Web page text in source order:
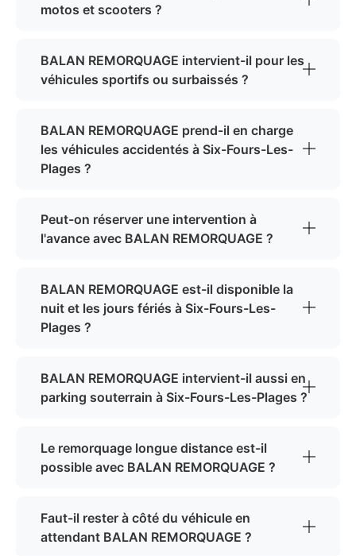
motos et scooters ?
BALAN REMORQUAGE intervient-il pour les
véhicules sportifs ou surbaissés ?
BALAN REMORQUAGE prend-il en charge
les véhicules accidentés à Six-Fours-Les-
Plages ?
Peut-on réserver une intervention à
l'avance avec BALAN REMORQUAGE ?
BALAN REMORQUAGE est-il disponible la
nuit et les jours fériés à Six-Fours-Les-
Plages ?
BALAN REMORQUAGE intervient-il aussi en
parking souterrain à Six-Fours-Les-Plages ?
Le remorquage longue distance est-il
possible avec BALAN REMORQUAGE ?
Faut-il rester à côté du véhicule en
attendant BALAN REMORQUAGE ?